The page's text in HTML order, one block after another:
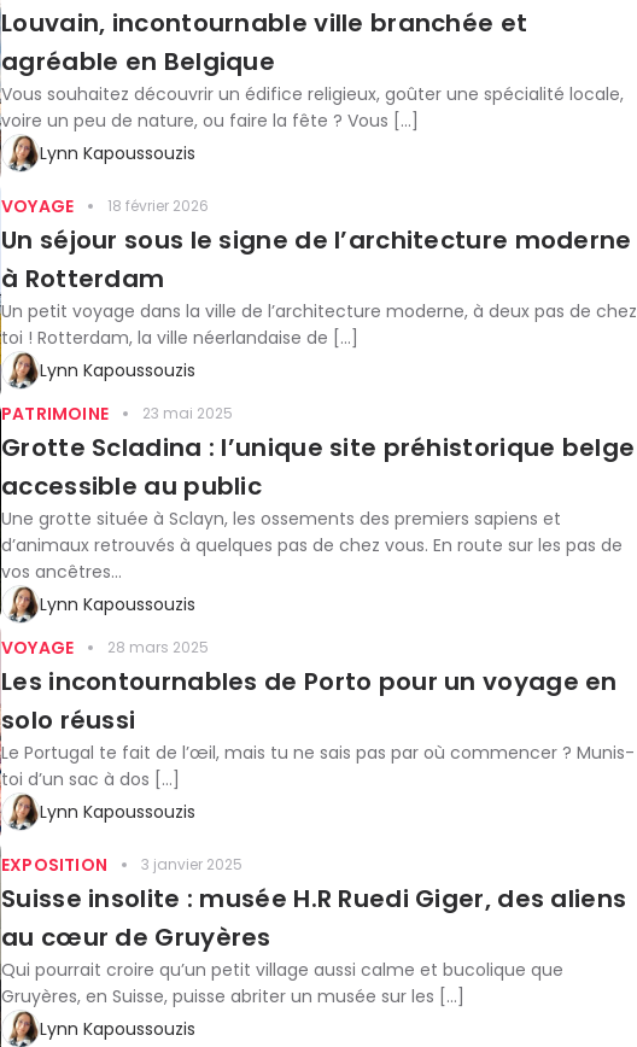
Louvain, incontournable ville branchée et
agréable en Belgique
Vous souhaitez découvrir un édifice religieux, goûter une spécialité locale,
voire un peu de nature, ou faire la fête ? Vous […]
Lynn Kapoussouzis
VOYAGE 18 février 2026
Un séjour sous le signe de l’architecture moderne
à Rotterdam
Un petit voyage dans la ville de l’architecture moderne, à deux pas de chez
toi ! Rotterdam, la ville néerlandaise de […]
Lynn Kapoussouzis
PATRIMOINE
23 mai 2025
Grotte Scladina : l’unique site préhistorique belge
accessible au public
Une grotte située à Sclayn, les ossements des premiers sapiens et
d’animaux retrouvés à quelques pas de chez vous. En route sur les pas de
vos ancêtres…
Lynn Kapoussouzis
VOYAGE
28 mars 2025
Les incontournables de Porto pour un voyage en
solo réussi
Le Portugal te fait de l’œil, mais tu ne sais pas par où commencer ? Munis-
toi d’un sac à dos […]
Lynn Kapoussouzis
EXPOSITION 3 janvier 2025
Suisse insolite : musée H.R Ruedi Giger, des aliens
au cœur de Gruyères
Qui pourrait croire qu’un petit village aussi calme et bucolique que
Gruyères, en Suisse, puisse abriter un musée sur les […]
Lynn Kapoussouzis